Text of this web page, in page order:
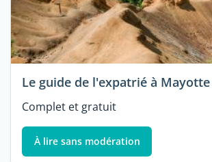
Le guide de l'expatrié à Mayotte
Complet et gratuit
À lire sans modération